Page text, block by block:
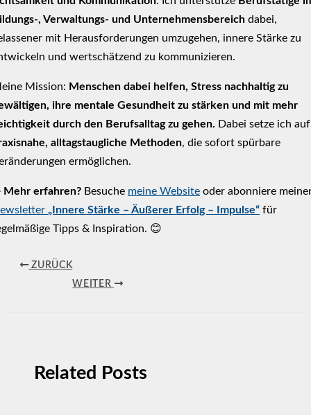
, Verwaltungs- und Unternehmensbereich dabei,
mit Herausforderungen umzugehen, innere Stärke zu
und wertschätzend zu kommunizieren.
Mission: Menschen dabei helfen, Stress nachhaltig zu
ihre mentale Gesundheit zu stärken und mit mehr
durch den Berufsalltag zu gehen. Dabei setze ich auf
alltagstaugliche Methoden, die sofort spürbare
ermöglichen.
Mehr erfahren? Besuche meine Website oder abonniere
„Innere Stärke – Äußerer Erfolg – Impulse“ für
Tipps & Inspiration. 😊
ZURÜCK
WEITER
Related Posts